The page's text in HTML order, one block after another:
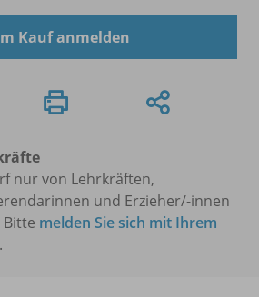
Kauf anmelden
nur von Lehrkräften,
und Erzieher/-innen
melden Sie sich mit Ihrem
.